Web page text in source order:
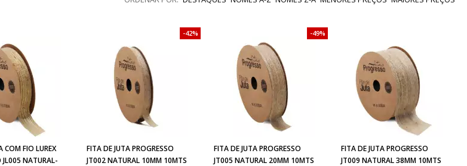
COM FIO LUREX
JL005 NATURAL-
FITA DE JUTA PROGRESSO
JT002 NATURAL 10MM 10MTS
42%
FITA DE JUTA PROGRESSO
JT005 NATURAL 20MM 10MTS
49%
FITA DE JUTA PROGRESSO
JT009 NATURAL 38MM 10MTS